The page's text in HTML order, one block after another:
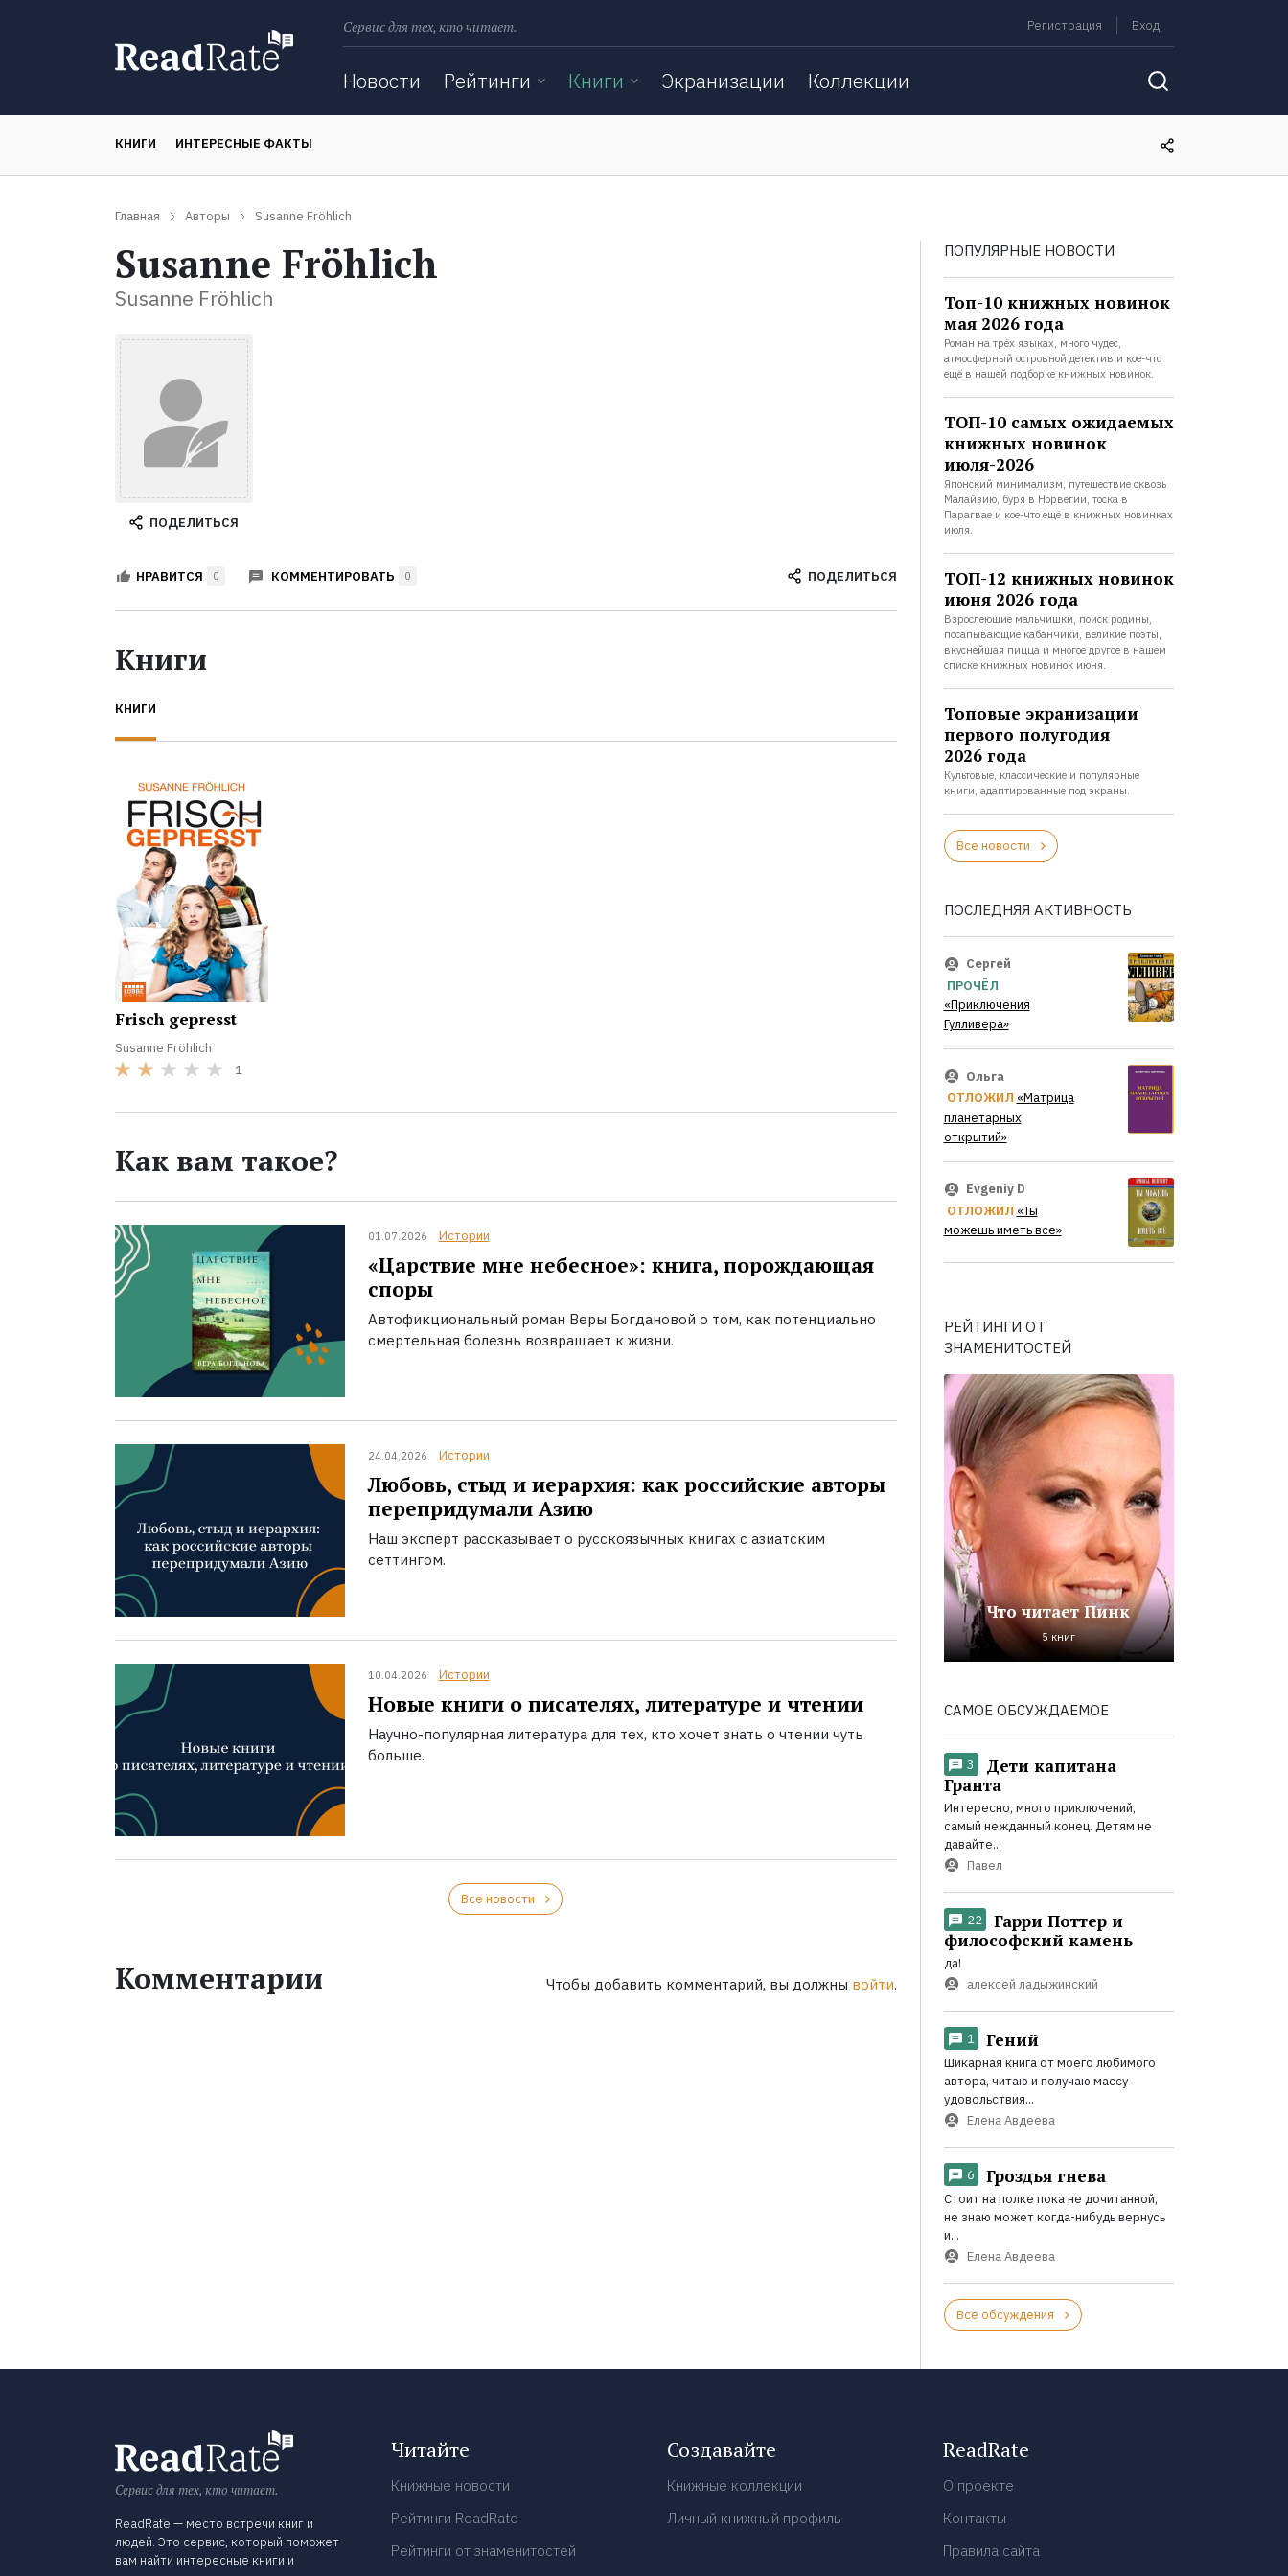
Сервис для тех, кто читает. Регистрация Вход
Новости Рейтинги Книги Экранизации Коллекции
КНИГИ ИНТЕРЕСНЫЕ ФАКТЫ
Главная Авторы Susanne Fröhlich
Susanne Fröhlich
Susanne Fröhlich
ПОДЕЛИТЬСЯ
НРАВИТСЯ 0 КОММЕНТИРОВАТЬ 0 ПОДЕЛИТЬСЯ
Книги
КНИГИ
Frisch gepresst
Susanne Fröhlich
1
Как вам такое?
01.07.2026 Истории
«Царствие мне небесное»: книга, порождающая
споры
Автофикциональный роман Веры Богдановой о том, как потенциально
смертельная болезнь возвращает к жизни.
24.04.2026 Истории
Любовь, стыд и иерархия: как российские авторы
перепридумали Азию
Наш эксперт рассказывает о русскоязычных книгах с азиатским
сеттингом.
10.04.2026 Истории
Новые книги о писателях, литературе и чтении
Научно-популярная литература для тех, кто хочет знать о чтении чуть
больше.
Все новости
Комментарии Чтобы добавить комментарий, вы должны войти.
ПОПУЛЯРНЫЕ НОВОСТИ
Топ-10 книжных новинок
мая 2026 года
Роман на трёх языках, много чудес,
атмосферный островной детектив и кое-что
ещё в нашей подборке книжных новинок.
ТОП-10 самых ожидаемых
книжных новинок
июля-2026
Японский минимализм, путешествие сквозь
Малайзию, буря в Норвегии, тоска в
Парагвае и кое-что ещё в книжных новинках
июля.
ТОП-12 книжных новинок
июня 2026 года
Взрослеющие мальчишки, поиск родины,
посапывающие кабанчики, великие поэты,
вкуснейшая пицца и многое другое в нашем
списке книжных новинок июня.
Топовые экранизации
первого полугодия
2026 года
Культовые, классические и популярные
книги, адаптированные под экраны.
Все новости
ПОСЛЕДНЯЯ АКТИВНОСТЬ
Сергей
ПРОЧЁЛ
«Приключения
Гулливера»
Ольга
ОТЛОЖИЛ «Матрица
планетарных
открытий»
Evgeniy D
ОТЛОЖИЛ «Ты
можешь иметь все»
РЕЙТИНГИ ОТ
ЗНАМЕНИТОСТЕЙ
Что читает Пинк
5 книг
САМОЕ ОБСУЖДАЕМОЕ
3
Дети капитана
Гранта
Интересно, много приключений,
самый нежданный конец. Детям не
давайте...
Павел
22
Гарри Поттер и
философский камень
да!
алексей ладыжинский
1 Гений
Шикарная книга от моего любимого
автора, читаю и получаю массу
удовольствия...
Елена Авдеева
6 Гроздья гнева
Стоит на полке пока не дочитанной,
не знаю может когда-нибудь вернусь
и...
Елена Авдеева
Все обсуждения
Сервис для тех, кто читает.
ReadRate — место встречи книг и
людей. Это сервис, который поможет
вам найти интересные книги и
Читайте
Книжные новости
Рейтинги ReadRate
Рейтинги от знаменитостей
Создавайте
Книжные коллекции
Личный книжный профиль
ReadRate
О проекте
Контакты
Правила сайта